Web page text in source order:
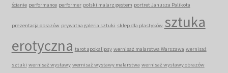
ścianie performance performer polski malarz gestem portret Janusza Palikota
prezentacja obrazów prywatna galeria sztuki sklep dla plastyków sztuka
erotyczna tarot apokalipsy wernisaż malarstwa Warszawa wernisaż
sztuki wernisaż wystawy wernisaż wystawy malarstwa wernisaż wystawy obrazów